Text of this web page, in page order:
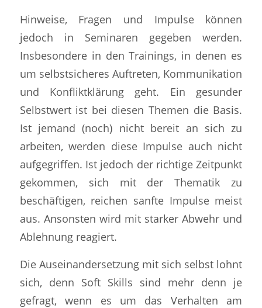
Hinweise, Fragen und Impulse können
jedoch in Seminaren gegeben werden.
Insbesondere in den Trainings, in denen es
um selbstsicheres Auftreten, Kommunikation
und Konfliktklärung geht. Ein gesunder
Selbstwert ist bei diesen Themen die Basis.
Ist jemand (noch) nicht bereit an sich zu
arbeiten, werden diese Impulse auch nicht
aufgegriffen. Ist jedoch der richtige Zeitpunkt
gekommen, sich mit der Thematik zu
beschäftigen, reichen sanfte Impulse meist
aus. Ansonsten wird mit starker Abwehr und
Ablehnung reagiert.
Die Auseinandersetzung mit sich selbst lohnt
sich, denn Soft Skills sind mehr denn je
gefragt, wenn es um das Verhalten am